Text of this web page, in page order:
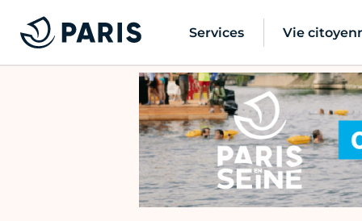
Services Vie